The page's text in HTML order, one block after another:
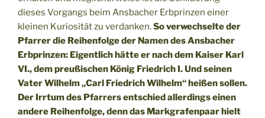
dieses Vorgangs beim Ansbacher Erbprinzen einer
kleinen Kuriosität zu verdanken.So verwechselte der
Pfarrer die Reihenfolge der Namen des Ansbacher
Erbprinzen: Eigentlich hätte er nach dem Kaiser Karl
VI., dem preußischen König Friedrich I. Und seinen
Vater Wilhelm „Carl Friedrich Wilhelm“ heißen sollen.
Der Irrtum des Pfarrers entschied allerdings einen
andere Reihenfolge, denn das Markgrafenpaar hielt